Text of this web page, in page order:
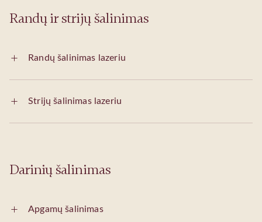
Randų ir strijų šalinimas
Randų šalinimas lazeriu
Strijų šalinimas lazeriu
Darinių šalinimas
Apgamų šalinimas